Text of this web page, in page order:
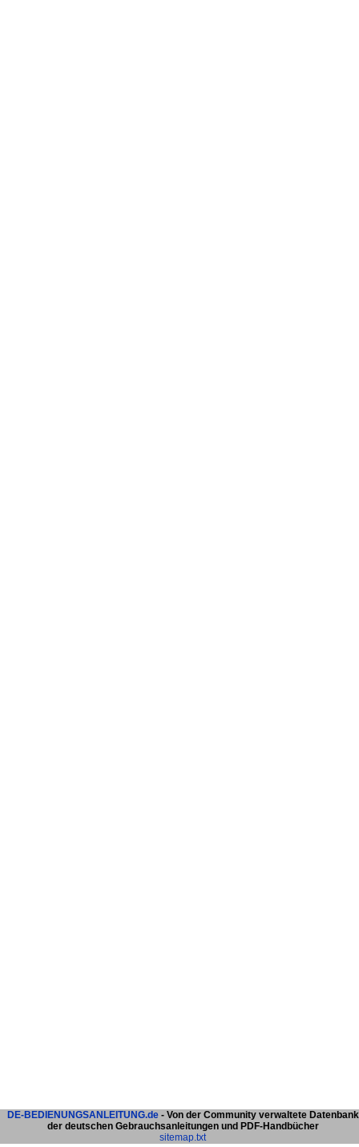
DE-BEDIENUNGSANLEITUNG.de- Von der Community verwaltete Datenbank
der deutschen Gebrauchsanleitungen und PDF-Handbücher
sitemap.txt